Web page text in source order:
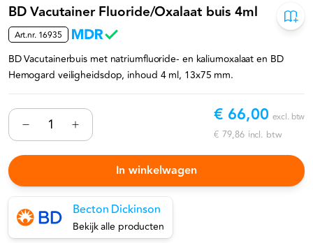
BD Vacutainer Fluoride/Oxalaat buis 4ml
Art.nr. 16935
BD Vacutainerbuis met natriumfluoride- en kaliumoxalaat en BD
Hemogard veiligheidsdop, inhoud 4 ml, 13x75 mm.
€ 66,00 excl. btw
€ 79,86 incl. btw
In winkelwagen
Becton Dickinson
Bekijk alle producten